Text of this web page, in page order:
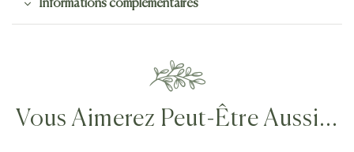
Informations complémentaires
Vous Aimerez Peut-Être Aussi…